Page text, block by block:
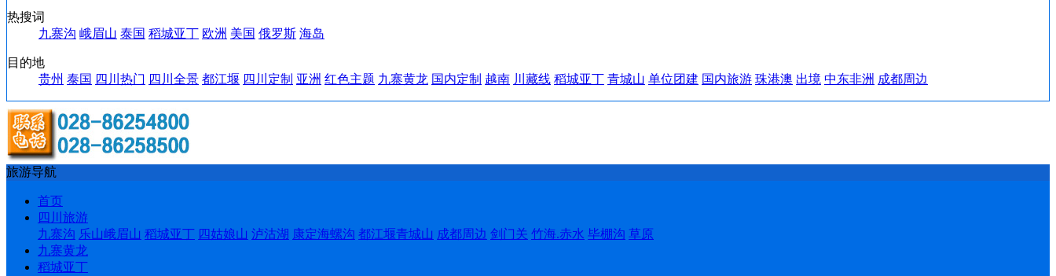
热搜词
九寨沟 峨眉山 泰国 稻城亚丁 欧洲 美国 俄罗斯 海岛
目的地
贵州 泰国 四川热门 四川全景 都江堰 四川定制 亚洲 红色主题 九寨黄龙 国内定制 越南 川藏线 稻城亚丁 青城山 单位团建 国内旅游 珠港澳 出境 中东非洲 成都周边
旅游导航
首页
四川旅游
九寨沟 乐山峨眉山 稻城亚丁 四姑娘山 泸沽湖 康定海螺沟 都江堰青城山 成都周边 剑门关 竹海.赤水 毕棚沟 草原
九寨黄龙
稻城亚丁